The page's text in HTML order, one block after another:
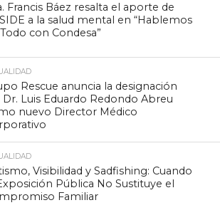
Francis Báez resalta el aporte de
a la salud mental en “Hablemos
con Condesa”
Rescue anuncia la designación
Dr. Luis Eduardo Redondo Abreu
nuevo Director Médico
Visibilidad y Sadfishing: Cuando
Pública No Sustituye el
Familiar